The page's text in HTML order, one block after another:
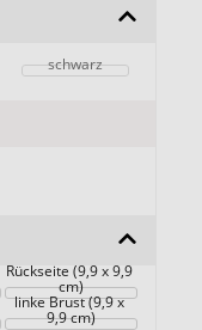
schwarz
Rückseite (9,9 x 9,9
cm)
linke Brust (9,9 x
9,9 cm)